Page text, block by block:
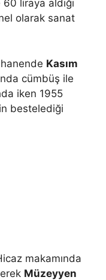
60 liraya aldığı
olarak sanat
Kasım
cümbüş ile
iken 1955
bestelediği
makamında
Müzeyyen